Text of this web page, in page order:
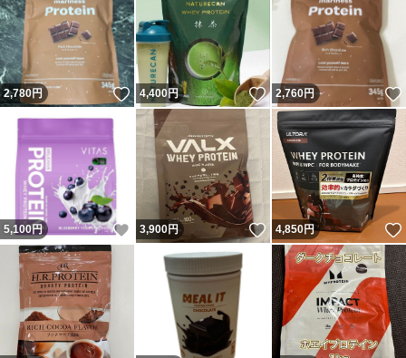
2,780円 いいね！
4,400円 いいね！
2,760円
5,100円 いいね！
3,900円 いいね！
4,850円